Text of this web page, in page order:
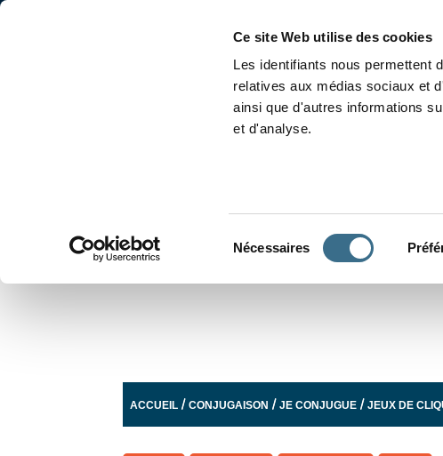
Ce site Web utilise des cookies
Les identifiants nous permettent
relatives aux médias sociaux et
ainsi que d'autres informations
et d'analyse.
Nécessaires
ACCUEIL /CONJUGAISON /JE CONJUGUE /JEUX DE